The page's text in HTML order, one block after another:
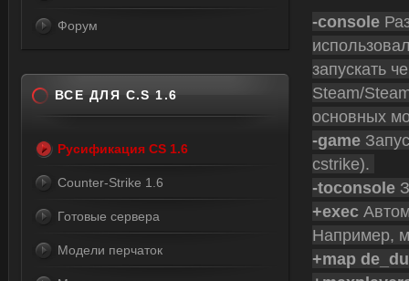
-console
запускать
Steam/
основных
-game
cstrike).
-toconsole
+exec
Например,
+map
Форум
ВСЕ ДЛЯ C.S 1.6
Русификация CS 1.6
Counter-Strike 1.6
Готовые сервера
Модели перчаток